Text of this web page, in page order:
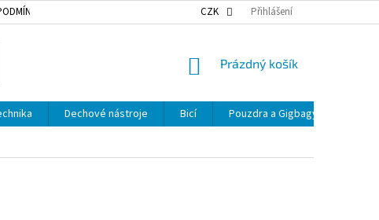
OCHRANY OSOBNÍCH ÚDAJŮ NAŠE DOPRAVA
CZK Přihlášení
NÁKUPNÍ
Prázdný košík
Dechové nástroje Bicí Pouzdra a Gigbagy